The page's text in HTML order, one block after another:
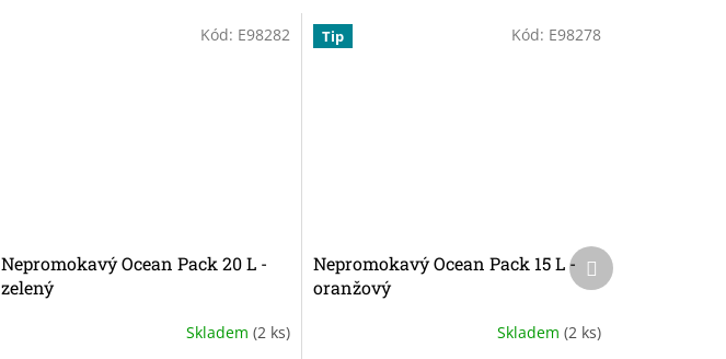
Nepromokavý Ocean Pack 20 L -
zelený
Skladem (2 ks)
Kód: E98282 Tip
Nepromokavý Ocean Pack 15 L -
oranžový
Skladem(2 ks)
Kód: E98278
Další
produkt